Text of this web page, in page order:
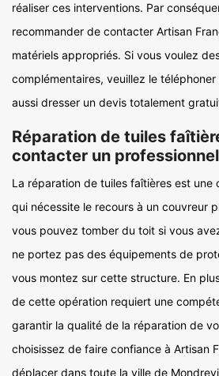
réaliser ces interventions. Par
recommander de contacter Artisan
matériels appropriés. Si vous voulez
complémentaires, veuillez le
aussi dresser un devis totalement
Réparation de tuiles
contacter un professionnel
La réparation de tuiles faîtières est une
qui nécessite le recours à un couvreur
vous pouvez tomber du toit si vous
ne portez pas des équipements de
vous montez sur cette structure. En
de cette opération requiert une
garantir la qualité de la réparation de
choisissez de faire confiance à Artisan
déplacer dans toute la ville de